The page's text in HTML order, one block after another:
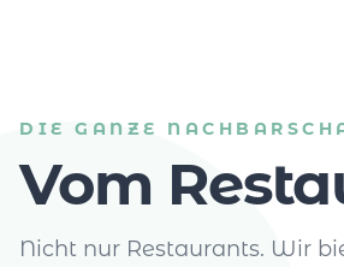
DIE GANZE
Vom
Nicht nur Restaurants. Wir